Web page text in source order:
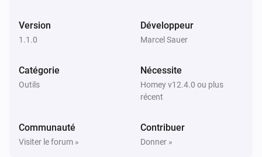
Version
1.1.0
Développeur
Marcel Sauer
Catégorie
Outils
Nécessite
Homey v12.4.0 ou plus
récent
Communauté
Visiter le forum »
Contribuer
Donner »